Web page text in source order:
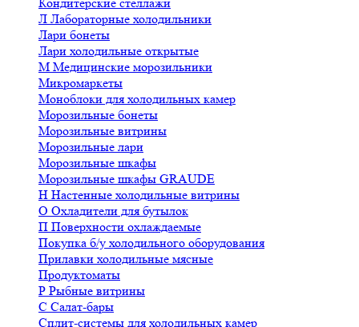
Л Лабораторные холодильники
Лари бонеты
Лари холодильные открытые
М Медицинские морозильники
Микромаркеты
Моноблоки для холодильных камер
Морозильные бонеты
Морозильные витрины
Морозильные лари
Морозильные шкафы
Морозильные шкафы GRAUDE
Н Настенные холодильные витрины
О Охладители для бутылок
П Поверхности охлаждаемые
Покупка б/у холодильного оборудования
Прилавки холодильные мясные
Продуктоматы
Р Рыбные витрины
С Салат-бары
Сплит-системы для холодильных камер